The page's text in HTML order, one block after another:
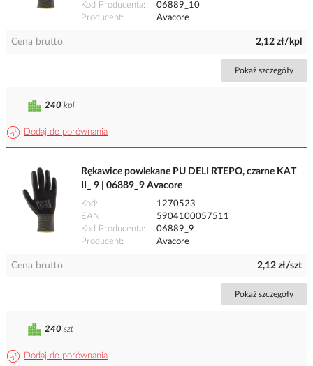
Kod Producenta
06889_10
Producent
Avacore
Cena brutto 2,12 zł/kpl
Pokaż szczegóły
Dodaj do porównania
240 kpl
Rękawice powlekane PU DELI RTEPO, czarne KAT
II_ 9 | 06889_9 Avacore
Kod
1270523
EAN
5904100057511
Kod Producenta
06889_9
Producent
Avacore
Cena brutto 2,12 zł/szt
Pokaż szczegóły
Dodaj do porównania
240 szt